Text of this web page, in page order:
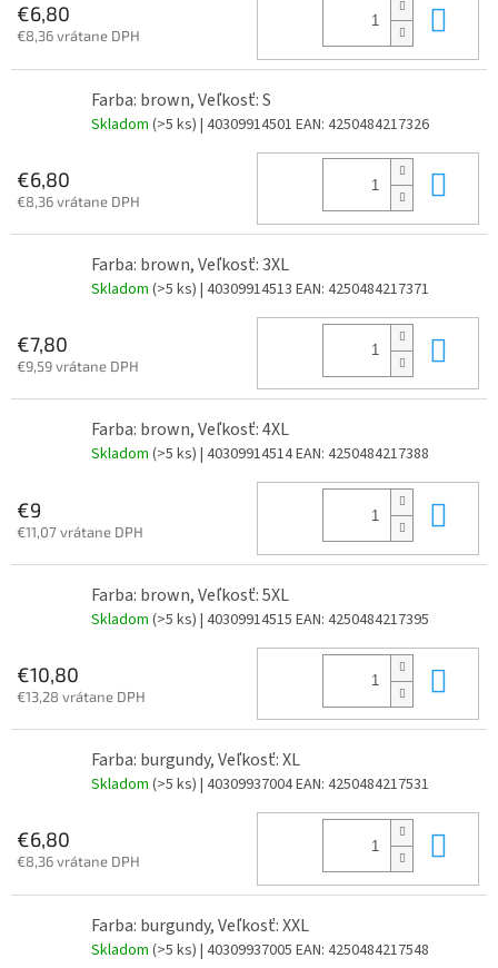
€6,80
€8,36 vrátane DPH
Farba: brown, Veľkosť: S
Skladom (>5 ks) | 40309914501 EAN: 4250484217326
€6,80
€8,36 vrátane DPH
Farba: brown, Veľkosť: 3XL
Skladom (>5 ks) | 40309914513 EAN: 4250484217371
€7,80
€9,59 vrátane DPH
Farba: brown, Veľkosť: 4XL
Skladom (>5 ks) | 40309914514EAN: 4250484217388
€9
€11,07 vrátane DPH
Farba: brown, Veľkosť: 5XL
Skladom (>5 ks) | 40309914515 EAN: 4250484217395
€10,80
€13,28 vrátane DPH
Farba: burgundy, Veľkosť: XL
Skladom (>5 ks) | 40309937004EAN: 4250484217531
€6,80
€8,36 vrátane DPH
Farba: burgundy, Veľkosť: XXL
Skladom (>5 ks) | 40309937005 EAN: 4250484217548